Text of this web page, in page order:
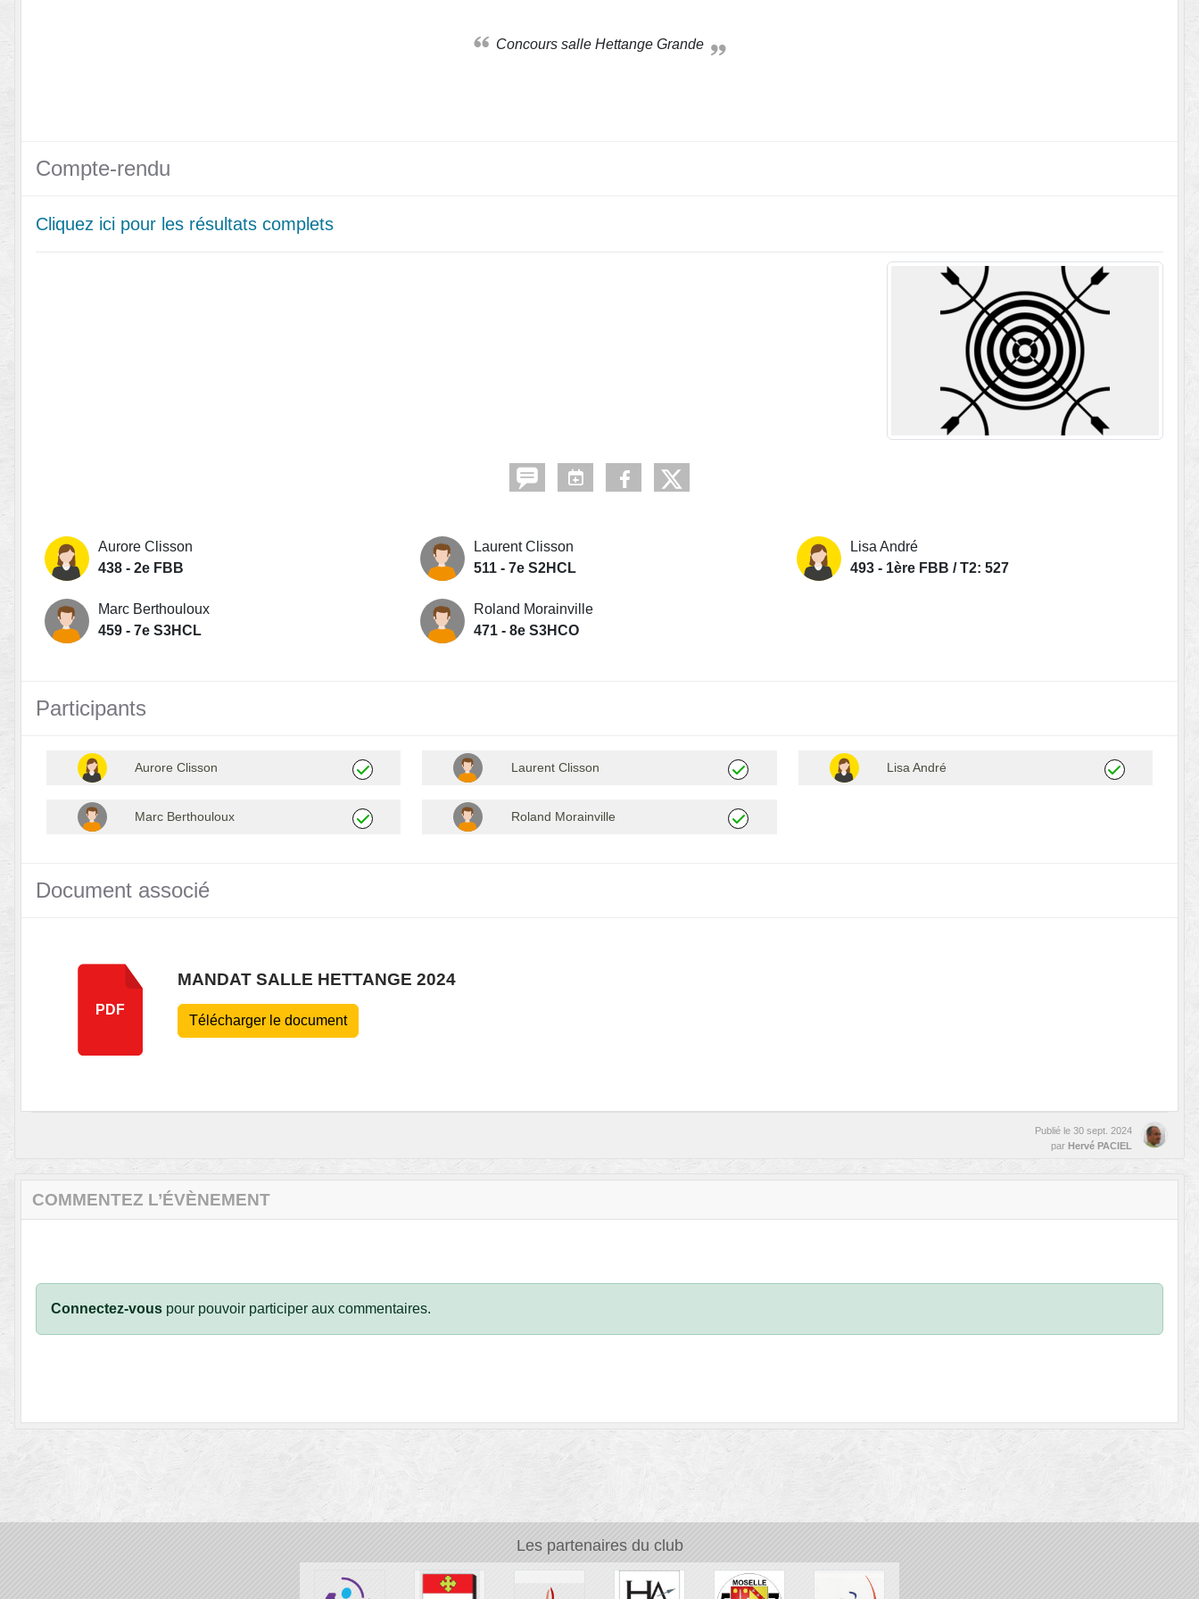
Concours salle Hettange Grande
Compte-rendu
Cliquez ici pour les résultats complets
Aurore Clisson
438 - 2e FBB
Laurent Clisson
511 - 7e S2HCL
Lisa André
493 - 1ère FBB / T2: 527
Marc Berthouloux
459 - 7e S3HCL
Roland Morainville
471 - 8e S3HCO
Participants
Aurore Clisson Laurent Clisson Lisa André
Marc Berthouloux Roland Morainville
Document associé
PDF
MANDAT SALLE HETTANGE 2024
Télécharger le document
Publié le 30 sept. 2024
par Hervé PACIEL
COMMENTEZ L’ÉVÈNEMENT
Connectez-vous pour pouvoir participer aux commentaires.
Les partenaires du club